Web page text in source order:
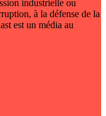
industrielle ou
à la défense de la
est un média au